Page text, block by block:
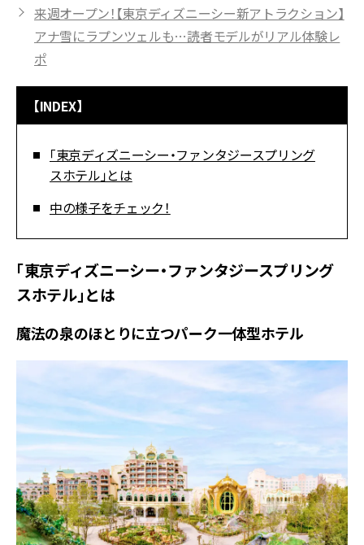
来週オープン！【東京ディズニーシー新アトラクション】
アナ雪にラプンツェルも…読者モデルがリアル体験レ
ポ
【INDEX】
「東京ディズニーシー・ファンタジースプリング
スホテル」とは
中の様子をチェック！
「東京ディズニーシー・ファンタジースプリング
スホテル」とは
魔法の泉のほとりに立つパーク一体型ホテル